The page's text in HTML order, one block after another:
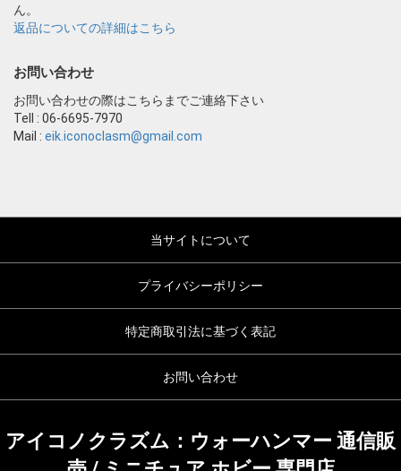
ん。
返品についての詳細はこちら
お問い合わせ
お問い合わせの際はこちらまでご連絡下さい
Tell : 06-6695-7970
Mail : eik.iconoclasm@gmail.com
当サイトについて
プライバシーポリシー
特定商取引法に基づく表記
お問い合わせ
アイコノクラズム：ウォーハンマー 通信販